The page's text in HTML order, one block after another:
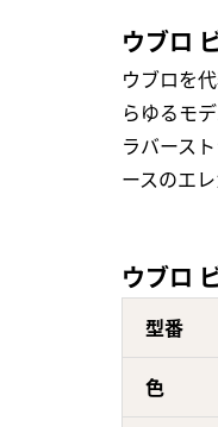
ウブロ
ウブロを
らゆるモ
ラバース
ースのエ
ウブロ
型番
色